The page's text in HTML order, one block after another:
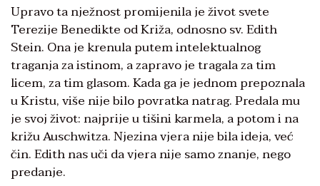
Upravo ta nježnost promijenila je život svete
Terezije Benedikte od Križa, odnosno sv. Edith
Stein. Ona je krenula putem intelektualnog
traganja za istinom, a zapravo je tragala za tim
licem, za tim glasom. Kada ga je jednom prepoznala
u Kristu, više nije bilo povratka natrag. Predala mu
je svoj život: najprije u tišini karmela, a potom i na
križu Auschwitza. Njezina vjera nije bila ideja, već
čin. Edith nas uči da vjera nije samo znanje, nego
predanje.